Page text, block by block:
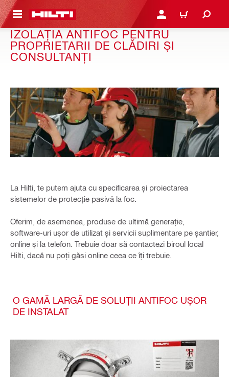
CONTENT CONECTARE SAU
COȘ
IZOLAȚIA ANTIFOC PENTRU
PROPRIETARII DE CLĂDIRI ȘI
CONSULTANȚI
La Hilti, te putem ajuta cu specificarea și proiectarea
sistemelor de protecție pasivă la foc.
Oferim, de asemenea, produse de ultimă generație,
software-uri ușor de utilizat și servicii suplimentare pe șantier,
online și la telefon. Trebuie doar să contactezi biroul local
Hilti, dacă nu poți găsi online ceea ce îți trebuie.
O GAMĂ LARGĂ DE SOLUȚII ANTIFOC UȘOR
DE INSTALAT